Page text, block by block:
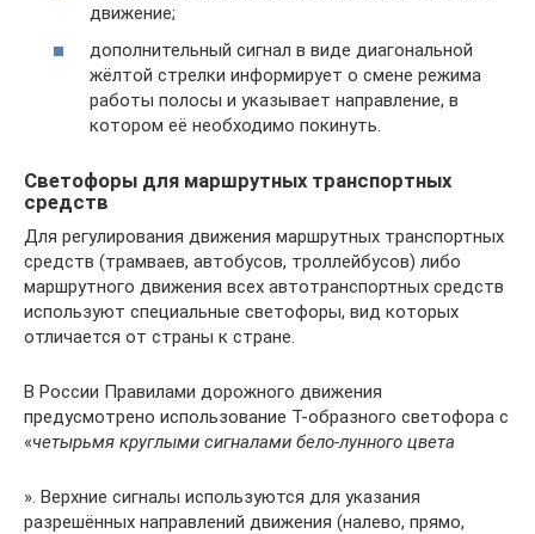
движение;
дополнительный сигнал в виде диагональной
жёлтой стрелки информирует о смене режима
работы полосы и указывает направление, в
котором её необходимо покинуть.
Светофоры для маршрутных транспортных
средств
Для регулирования движения маршрутных транспортных
средств (трамваев, автобусов, троллейбусов) либо
маршрутного движения всех автотранспортных средств
используют специальные светофоры, вид которых
отличается от страны к стране.
В России Правилами дорожного движения
предусмотрено использование Т-образного светофора с
«четырьмя круглыми сигналами бело-лунного цвета
». Верхние сигналы используются для указания
разрешённых направлений движения (налево, прямо,